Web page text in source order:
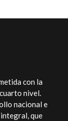
con la
nivel.
nacional e
que